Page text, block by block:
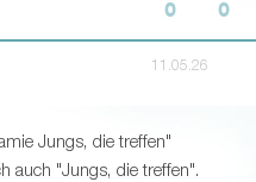
0 0
11.05.26
Jungs, die treffen"
auch "Jungs, die treffen".